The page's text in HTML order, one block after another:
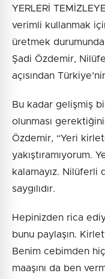
YERLERİ
verimli kullanmak
üretmek
Şadi Özdemir,
açısından
Bu kadar gelişmiş
olunması
Özdemir, “Yeri
yakıştıramıyorum.
kalamayız. Nilüferli
saygılıdır.
Hepinizden rica
bunu paylaşın.
Benim cebimden
maaşını da ben